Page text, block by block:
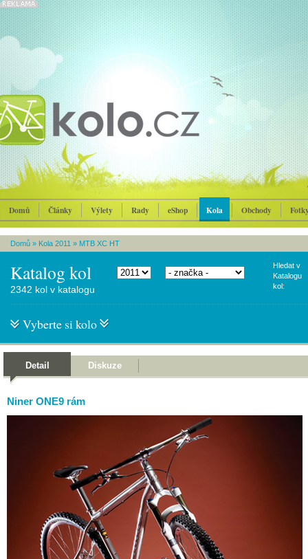
Domů Články Výlety Rady eShop Kola Obchody
Domů » Kola 2011 » MTB XC HT
Katalog kol
Hledat v
Katalogu
kol:
2342 kol v katalogu
Vyberte si kolo
Detail Diskuze
Niner ONE9 rám